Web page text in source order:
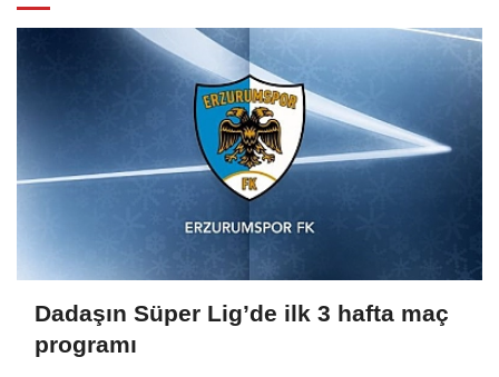
Dadaşın Süper Lig’de ilk 3 hafta maç
programı